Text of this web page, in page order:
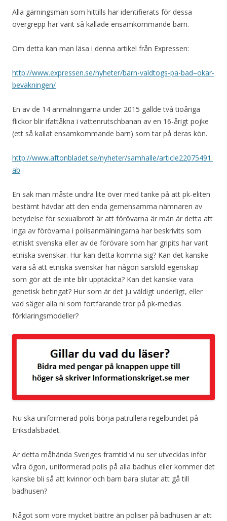
Alla gärningsmän som hittills har identifierats för dessa
övergrepp har varit så kallade ensamkommande barn.
Om detta kan man läsa i denna artikel från Expressen:
http://www.expressen.se/nyheter/barn-valdtogs-pa-bad–okar-
bevakningen/
En av de 14 anmälningarna under 2015 gällde två tioåriga
flickor blir ifattåkna i vattenrutschbanan av en 16-årigt pojke
(ett så kallat ensamkommande barn) som tar på deras kön.
http://www.aftonbladet.se/nyheter/samhalle/article22075491.
ab
En sak man måste undra lite över med tanke på att pk-eliten
bestämt hävdar att den enda gemensamma nämnaren av
betydelse för sexualbrott är att förövarna är män är detta att
inga av förövarna i polisanmälningarna har beskrivits som
etniskt svenska eller av de förövare som har gripits har varit
etniska svenskar. Hur kan detta komma sig? Kan det kanske
vara så att etniska svenskar har någon särskild egenskap
som gör att de inte blir upptäckta? Kan det kanske vara
genetisk betingat? Hur som är det ju väldigt underligt, eller
vad säger alla ni som fortfarande tror på pk-medias
förklaringsmodeller?
Nu ska uniformerad polis börja patrullera regelbundet på
Eriksdalsbadet.
Är detta måhända Sveriges framtid vi nu ser utvecklas inför
våra ögon, uniformerad polis på alla badhus eller kommer det
kanske bli så att kvinnor och barn bara slutar att gå till
badhusen?
Något som vore mycket bättre än poliser på badhusen är att